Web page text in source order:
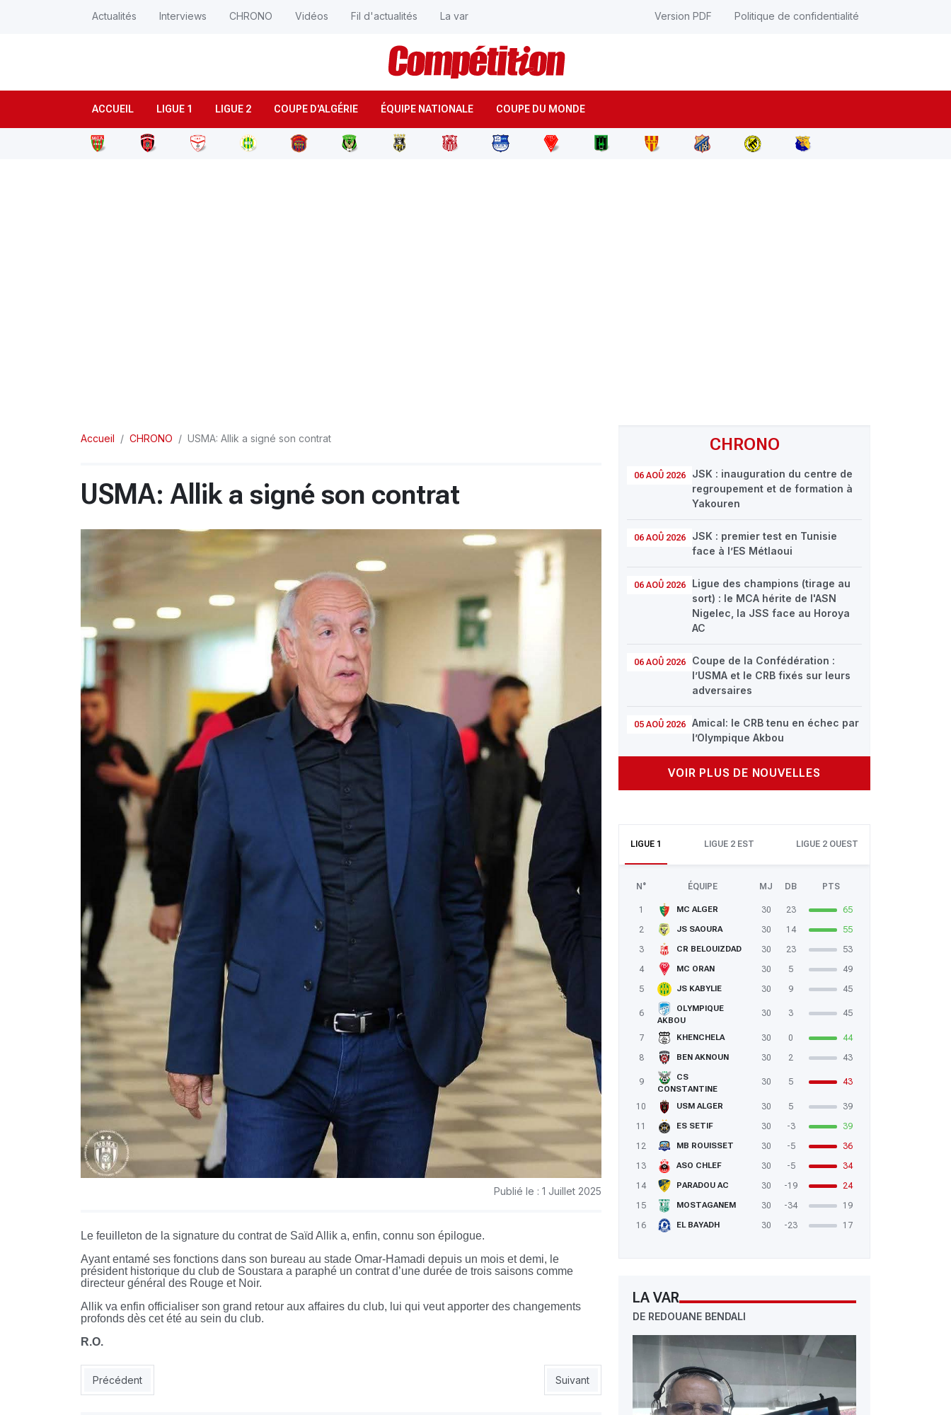
ACCUEIL LIGUE 1 LIGUE 2 COUPE D'ALGÉRIE ÉQUIPE NATIONALE COUPE DU MONDE
Actualités Interviews CHRONO Vidéos Fil d'actualités La var Version PDF Politique de confidentialité
CHRONO
06 AOÛ 2026
JSK : inauguration du centre de
regroupement et de formation à
Yakouren
06 AOÛ 2026
JSK : premier test en Tunisie
face à l’ES Métlaoui
06 AOÛ 2026
Ligue des champions (tirage au
sort) : le MCA hérite de l'ASN
Nigelec, la JSS face au Horoya
AC
06 AOÛ 2026
Coupe de la Confédération :
l’USMA et le CRB fixés sur leurs
adversaires
05 AOÛ 2026
Amical: le CRB tenu en échec par
l’Olympique Akbou
VOIR PLUS DE NOUVELLES
LIGUE 1 LIGUE 2 EST LIGUE 2 OUEST
N° ÉQUIPE MJ DB PTS
1 MC ALGER 30 23
65
2
JS SAOURA 30 14
55
3
CR BELOUIZDAD 30 23
53
4
MC ORAN 30 5
49
5
JS KABYLIE 30 9 45
6
OLYMPIQUE
AKBOU
30 3 45
7 KHENCHELA 30 0
44
8
BEN AKNOUN 30 2 43
9
CS
CONSTANTINE
30 5 43
10 USM ALGER 30 5
39
11
ES SETIF 30 -3
39
12
MB ROUISSET 30 -5
36
13
ASO CHLEF 30 -5
34
14
PARADOU AC 30 -19
24
15
MOSTAGANEM 30 -34
19
16
EL BAYADH 30 -23 17
LA VAR
DE REDOUANE BENDALI
Accueil CHRONO USMA: Allik a signé son contrat
USMA: Allik a signé son contrat
Publié le : 1 Juillet 2025
Le feuilleton de la signature du contrat de Saïd Allik a, enfin, connu son épilogue.
Ayant entamé ses fonctions dans son bureau au stade Omar-Hamadi depuis un mois et demi, le
président historique du club de Soustara a paraphé un contrat d’une durée de trois saisons comme
directeur général des Rouge et Noir.
Allik va enfin officialiser son grand retour aux affaires du club, lui qui veut apporter des changements
profonds dès cet été au sein du club.
R.O.
Article précédent : USMA - CRB: Courbis va prêter main forte aux Rouge et Noir
Précédent Article suivant : Une offre mirobolante se prépare pour Bounedjah
Suivant